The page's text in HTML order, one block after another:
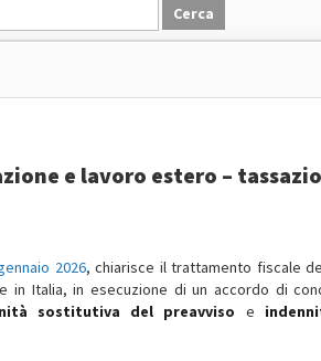
e lavoro estero –
2026, chiarisce il trattamento fiscale
Italia, in esecuzione di un accordo di
sostitutiva del preavviso e